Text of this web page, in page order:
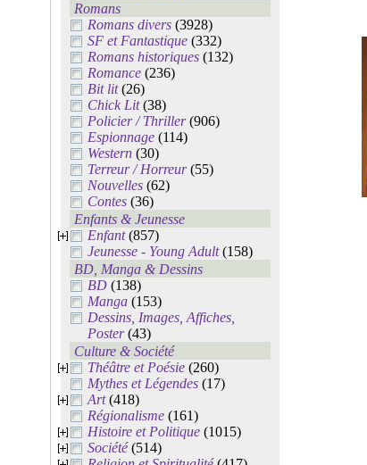
Romans
Romans divers (3928)
SF et Fantastique (332)
Romans historiques (132)
Romance (236)
Bit lit(26)
Chick Lit(38)
Policier / Thriller(906)
Espionnage (114)
Western (30)
Terreur / Horreur(55)
Nouvelles (62)
Contes (36)
Enfants & Jeunesse
Enfant(857)
Jeunesse - Young Adult(158)
BD, Manga & Dessins
BD (138)
Manga (153)
Dessins, Images, Affiches,
Poster(43)
Culture & Société
Théâtre et Poésie (260)
Mythes et Légendes (17)
Art(418)
Régionalisme (161)
Histoire et Politique (1015)
Société(514)